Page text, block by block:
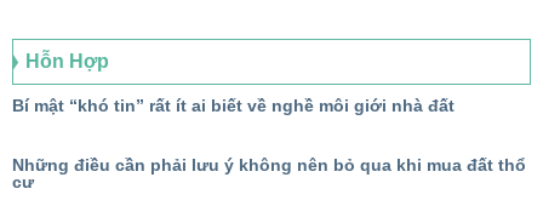
Hỗn Hợp
Bí mật “khó tin” rất ít ai biết về nghề môi giới nhà đất
Những điều cần phải lưu ý không nên bỏ qua khi mua đất thổ
cư